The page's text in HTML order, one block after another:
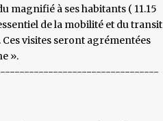
magnifié à ses habitants ( 11.15
de la mobilité et du transit
visites seront agrémentées
».